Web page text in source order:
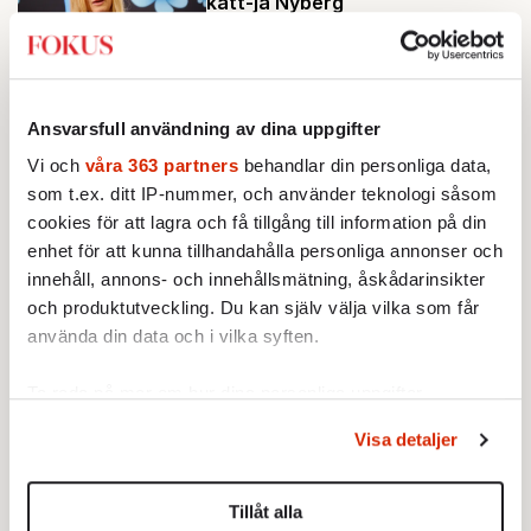
Ansvarsfull användning av dina uppgifter
Vi och våra 363 partners behandlar din personliga data,
som t.ex. ditt IP-nummer, och använder teknologi såsom
cookies för att lagra och få tillgång till information på din
enhet för att kunna tillhandahålla personliga annonser och
innehåll, annons- och innehållsmätning, åskådarinsikter
och produktutveckling. Du kan själv välja vilka som får
använda din data och i vilka syften.
Du kan ändra eller dra tillbaka ditt samtycke när som
helst från cookie-förklaringen.
Visa detaljer
Tillåt alla
Ladda fler
1.Bitte Assarmo:Sagan om den lågbegåvade
ursprungsbefolkningen i Filipstad